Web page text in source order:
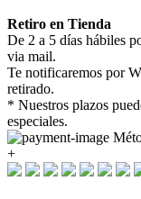
Retiro en Tienda
De 2 a 5 días hábiles
via mail.
Te notificaremos por
retirado.
* Nuestros plazos
especiales.
+